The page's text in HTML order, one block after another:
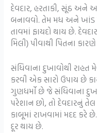
દેવદાર, હરતાકી, સૂંઠ અને
બનાવવો. તેમ મધ અને ખાંડ
તાવમાં ફાયદો થાય છે.
મિલી) પીવાથી પિતના
સંધિવાના દુખાવોથી રાહત
કરવી એક સારો ઉપાય છે
ગુણધર્મો છે જે સંધિવાના
પરેશાન છો, તો દેવદારનું
કાબૂમાં રાખવામાં મદદ કરે
દૂર થાય છે.